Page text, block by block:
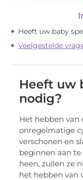
Heeft uw baby
Veelgestelde
Heeft uw
nodig?
Het hebben van
onregelmatige
verschonen en
beginnen aan te
heen, zullen ze
het hebben van